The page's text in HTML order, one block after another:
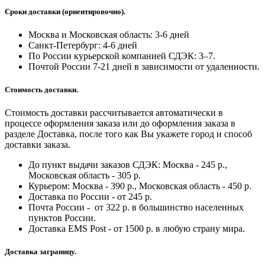
Сроки доставки (ориентировочно).
Москва и Московская область: 3-6 дней
Санкт-Петербург: 4-6 дней
По России курьерской компанией СДЭК: 3–7.
Почтой России 7-21 дней в зависимости от удаленности.
Стоимость доставки.
Стоимость доставки рассчитывается автоматически в
процессе оформления заказа или до оформления заказа в
разделе Доставка, после того как Вы укажете город и способ
доставки заказа.
До пункт выдачи заказов СДЭК: Москва - 245 р.,
Московская область - 305 р.
Курьером: Москва - 390 р., Московская область - 450 р.
Доставка по России - от 245 р.
Почта России - от 322 р. в большинство населенных
пунктов России.
Доставка EMS Post - от 1500 р. в любую страну мира.
Доставка заграницу.